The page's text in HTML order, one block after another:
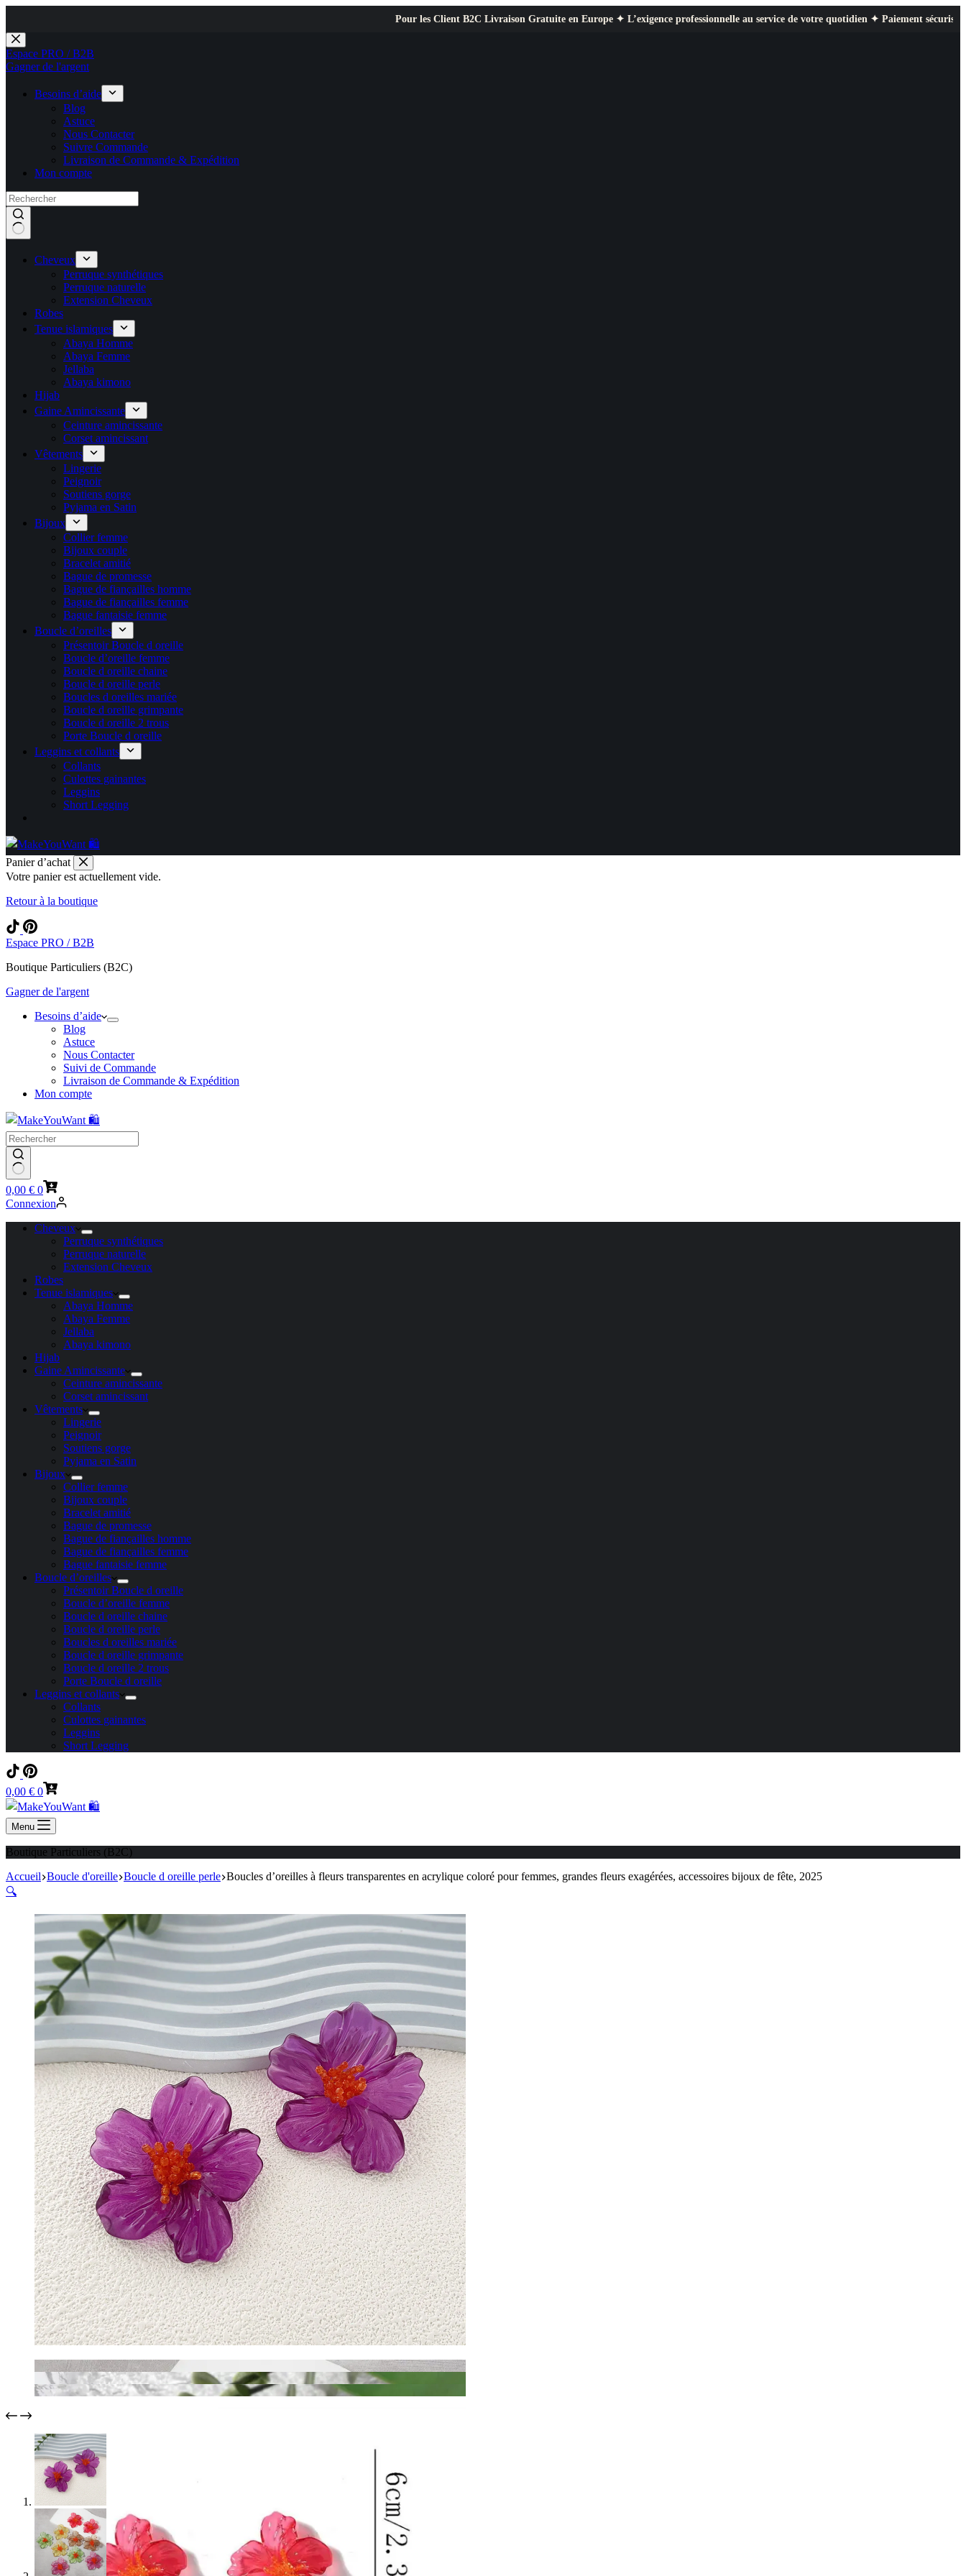
Pour les Client B2C Livraison Gratuite en Europe ✦ L’exigence professionnelle au service de votre quotidien ✦ Paiement sécurisé ✦ Retours
Passer
au
contenu
Espace PRO / B2B
Gagner de l'argent
Besoins d’aide
Blog
Astuce
Nous Contacter
Suivre Commande
Livraison de Commande & Expédition
Mon compte
Cheveux
Perruque synthétiques
Perruque naturelle
Extension Cheveux
Robes
Tenue islamiques
Abaya Homme
Abaya Femme
Jellaba
Abaya kimono
Hijab
Gaine Amincissante
Ceinture amincissante
Corset amincissant
Vêtements
Lingerie
Peignoir
Soutiens gorge
Pyjama en Satin
Bijoux
Collier femme
Bijoux couple
Bracelet amitié
Bague de promesse
Bague de fiançailles homme
Bague de fiançailles femme
Bague fantaisie femme
Boucle d’oreilles
Présentoir Boucle d oreille
Boucle d’oreille femme
Boucle d oreille chaine
Boucle d oreille perle
Boucles d oreilles mariée
Boucle d oreille grimpante
Boucle d oreille 2 trous
Porte Boucle d oreille
Leggins et collants
Collants
Culottes gainantes
Leggins
Short Legging
Panier d’achat
Votre panier est actuellement vide.
Retour à la boutique
Espace PRO / B2B
Boutique Particuliers (B2C)
Gagner de l'argent
Besoins d’aide
Blog
Astuce
Nous Contacter
Suivi de Commande
Livraison de Commande & Expédition
Mon compte
Panier
d’achat
0,00 € 0
Connexion
Cheveux
Perruque synthétiques
Perruque naturelle
Extension Cheveux
Robes
Tenue islamiques
Abaya Homme
Abaya Femme
Jellaba
Abaya kimono
Hijab
Gaine Amincissante
Ceinture amincissante
Corset amincissant
Vêtements
Lingerie
Peignoir
Soutiens gorge
Pyjama en Satin
Bijoux
Collier femme
Bijoux couple
Bracelet amitié
Bague de promesse
Bague de fiançailles homme
Bague de fiançailles femme
Bague fantaisie femme
Boucle d’oreilles
Présentoir Boucle d oreille
Boucle d’oreille femme
Boucle d oreille chaine
Boucle d oreille perle
Boucles d oreilles mariée
Boucle d oreille grimpante
Boucle d oreille 2 trous
Porte Boucle d oreille
Leggins et collants
Collants
Culottes gainantes
Leggins
Short Legging
Panier
d’achat
0,00 € 0
Menu
Boutique Particuliers (B2C)
Accueil Boucle d'oreille Boucle d oreille perle Boucles d’oreilles à fleurs transparentes en acrylique coloré pour femmes, grandes fleurs exagérées, accessoires bijoux de fête, 2025
🔍